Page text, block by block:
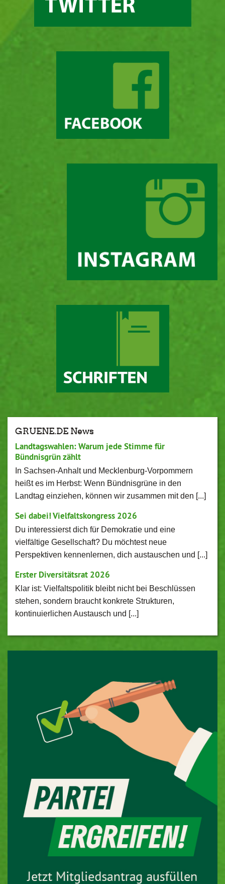
GRUENE.DE News
Landtagswahlen: Warum jede Stimme für
Bündnisgrün zählt
In Sachsen-Anhalt und Mecklenburg-Vorpommern
heißt es im Herbst: Wenn Bündnisgrüne in den
Landtag einziehen, können wir zusammen mit den [...]
Sei dabei! Vielfaltskongress 2026
Du interessierst dich für Demokratie und eine
vielfältige Gesellschaft? Du möchtest neue
Perspektiven kennenlernen, dich austauschen und [...]
Erster Diversitätsrat 2026
Klar ist: Vielfaltspolitik bleibt nicht bei Beschlüssen
stehen, sondern braucht konkrete Strukturen,
kontinuierlichen Austausch und [...]